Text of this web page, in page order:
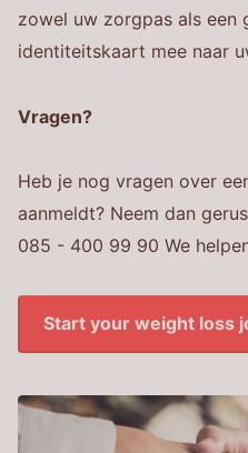
zowel uw zorgpas als
identiteitskaart mee naar
Vragen?
Heb je nog vragen over
aanmeldt? Neem dan
085 - 400 99 90 We
Start your weight loss